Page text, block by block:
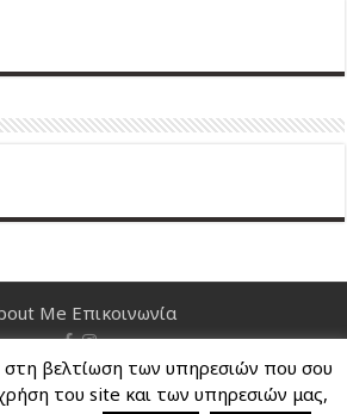
Me Επικοινωνία
2026, All Rights Reserved
βελτίωση των υπηρεσιών που σου
του site και των υπηρεσιών μας,